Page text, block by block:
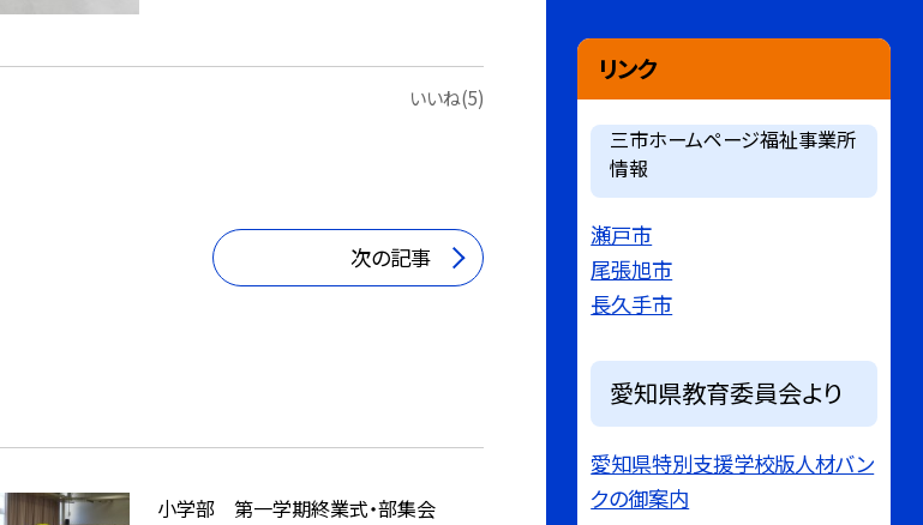
いいね(5)
次の記事
小学部 第一学期終業式・部集会
リンク
三市ホームページ福祉事業所
情報
瀬戸市
尾張旭市
長久手市
愛知県教育委員会より
愛知県特別支援学校版人材バン
クの御案内